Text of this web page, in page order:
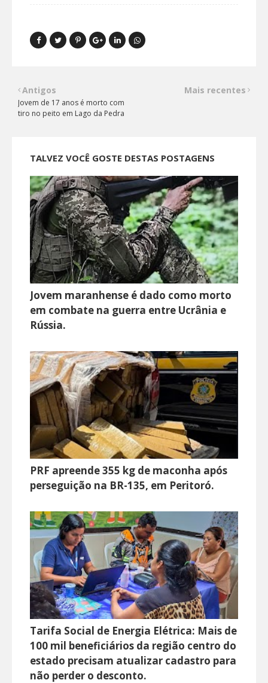
Mais recentes
Antigos
Jovem de 17 anos é morto com
tiro no peito em Lago da Pedra
TALVEZ VOCÊ GOSTE DESTAS POSTAGENS
Jovem maranhense é dado como morto
em combate na guerra entre Ucrânia e
Rússia.
PRF apreende 355 kg de maconha após
perseguição na BR-135, em Peritoró.
Tarifa Social de Energia Elétrica: Mais de
100 mil beneficiários da região centro do
estado precisam atualizar cadastro para
não perder o desconto.